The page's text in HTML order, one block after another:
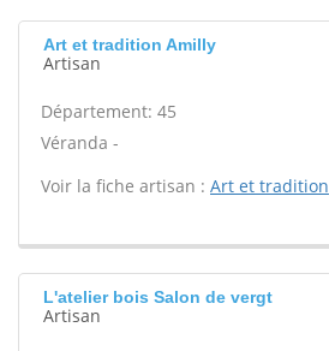
Art et tradition Amilly
Artisan
Département: 45
Véranda -
Voir la fiche artisan : Art et tradition
L'atelier bois Salon de vergt
Artisan